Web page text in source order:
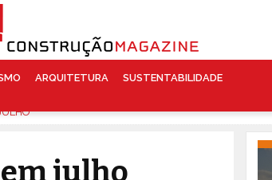
ARQUITETURA
SUSTENTABILIDADE
julho